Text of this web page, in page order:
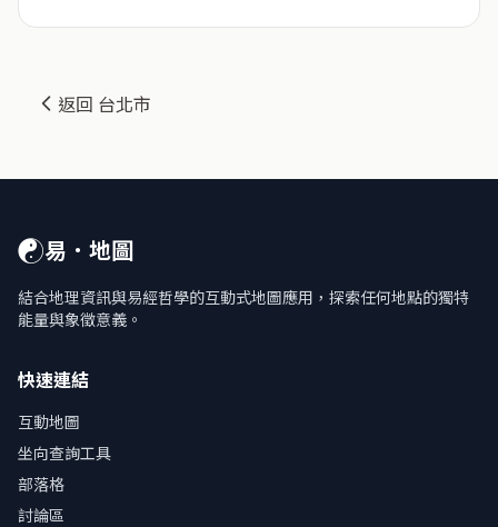
返回 台北市
☯易．地圖
結合地理資訊與易經哲學的互動式地圖應用，探索任何地點的獨特
能量與象徵意義。
快速連結
互動地圖
坐向查詢工具
部落格
討論區